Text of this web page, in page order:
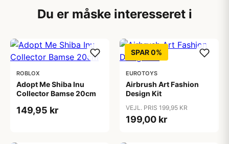
Du er måske interesseret i
ROBLOX
Adopt Me Shiba Inu
Collector Bamse 20cm
149,95 kr
SPAR 0%
EUROTOYS
Airbrush Art Fashion
Design Kit
VEJL. PRIS 199,95 KR
199,00 kr